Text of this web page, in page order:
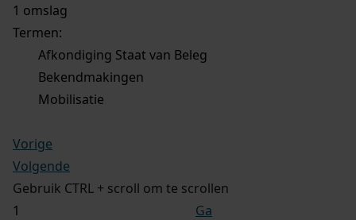
1 omslag
Termen:
Afkondiging Staat van Beleg
Bekendmakingen
Mobilisatie
Vorige
Volgende
Gebruik CTRL + scroll om te scrollen
Ga